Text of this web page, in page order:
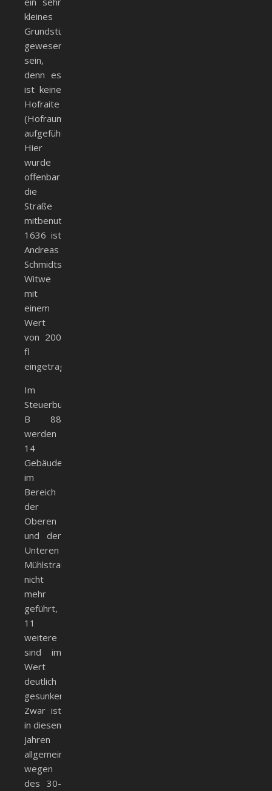
kleines
Grundstück
gewesen
sein,
denn es
ist keine
Hofraite
(Hofraum)
aufgeführt.
Hier
wurde
offenbar
die
Straße
mitbenutzt.
1636 ist
Andreas
Schmidts
Witwe
mit
einem
Wert
von 200
fl
eingetragen.
Im
Steuerbuch
B 88
werden
14
Gebäude
im
Bereich
der
Oberen
und der
Unteren
Mühlstraße
nicht
mehr
geführt,
11
weitere
sind im
Wert
deutlich
gesunken.
Zwar ist
in diesen
Jahren
allgemein
wegen
des 30-